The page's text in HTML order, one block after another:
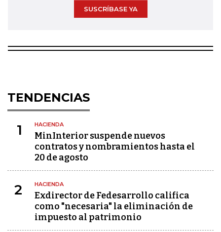
SUSCRÍBASE YA
TENDENCIAS
1 HACIENDA
MinInterior suspende nuevos
contratos y nombramientos hasta el
20 de agosto
2 HACIENDA
Exdirector de Fedesarrollo califica
como "necesaria" la eliminación de
impuesto al patrimonio